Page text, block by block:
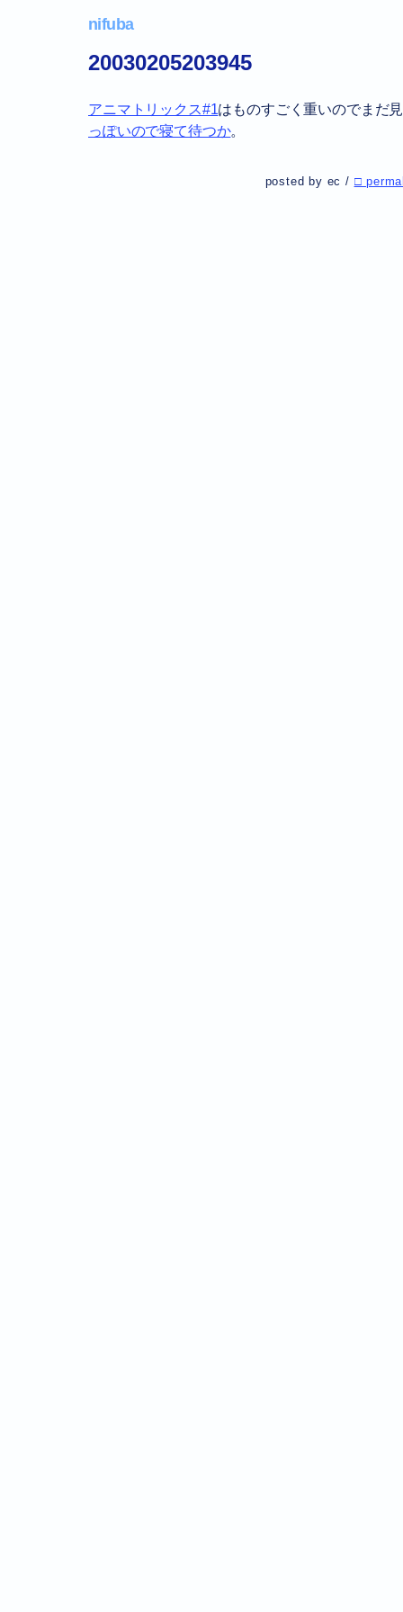
nifuba
20030205203945
アニマトリックス#1はものすごく重いのでまだ
っぽいので寝て待つか。
posted by ec / □